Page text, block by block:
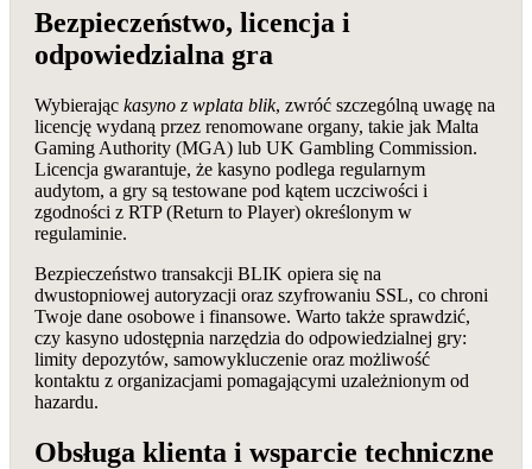
Bezpieczeństwo, licencja i
odpowiedzialna gra
Wybierając kasyno z wplata blik, zwróć szczególną uwagę na
licencję wydaną przez renomowane organy, takie jak Malta
Gaming Authority (MGA) lub UK Gambling Commission.
Licencja gwarantuje, że kasyno podlega regularnym
audytom, a gry są testowane pod kątem uczciwości i
zgodności z RTP (Return to Player) określonym w
regulaminie.
Bezpieczeństwo transakcji BLIK opiera się na
dwustopniowej autoryzacji oraz szyfrowaniu SSL, co chroni
Twoje dane osobowe i finansowe. Warto także sprawdzić,
czy kasyno udostępnia narzędzia do odpowiedzialnej gry:
limity depozytów, samowykluczenie oraz możliwość
kontaktu z organizacjami pomagającymi uzależnionym od
hazardu.
Obsługa klienta i wsparcie techniczne